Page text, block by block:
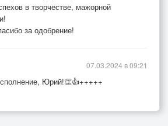
в творчестве, мажорной
за одобрение!
Юрий!👏👍+++++
07.03.2024 в 09:21